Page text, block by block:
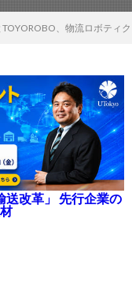
、物流ロボティ
送改革」 先行企業の